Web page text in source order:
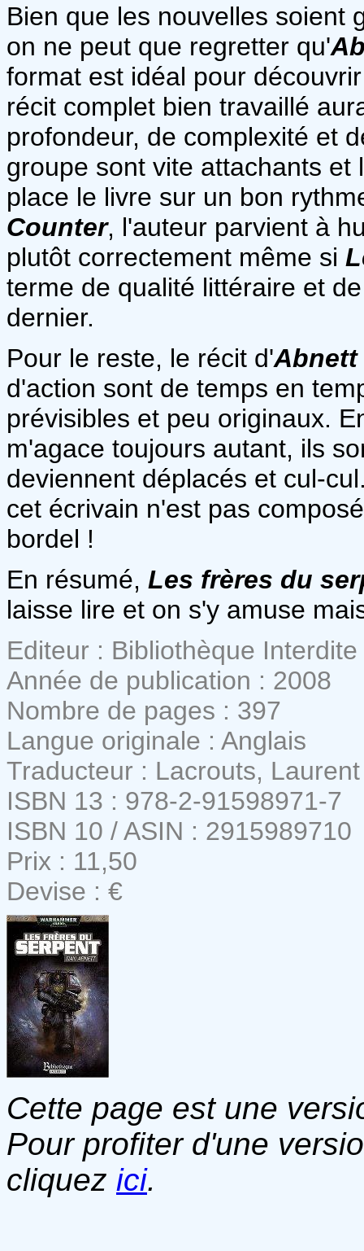
Bien que les nouvelles soient
on ne peut que regretter qu'
format est idéal pour
récit complet bien travaillé
profondeur, de complexité et
groupe sont vite attachants
place le livre sur un bon
Counter, l'auteur parvient à
plutôt correctement même si
terme de qualité littéraire et
dernier.
Pour le reste, le récit d'Abnett
d'action sont de temps en
prévisibles et peu originaux.
m'agace toujours autant, ils
deviennent déplacés et cul-
cet écrivain n'est pas
bordel !
En résumé, Les frères du
laisse lire et on s'y amuse
Editeur : Bibliothèque Interdite
Année de publication : 2008
Nombre de pages : 397
Langue originale : Anglais
Traducteur : Lacrouts, Laurent
ISBN 13 : 978-2-91598971-7
ISBN 10 / ASIN : 2915989710
Prix : 11,50
Devise : €
Cette page est une
Pour profiter d'une
cliquez ici.